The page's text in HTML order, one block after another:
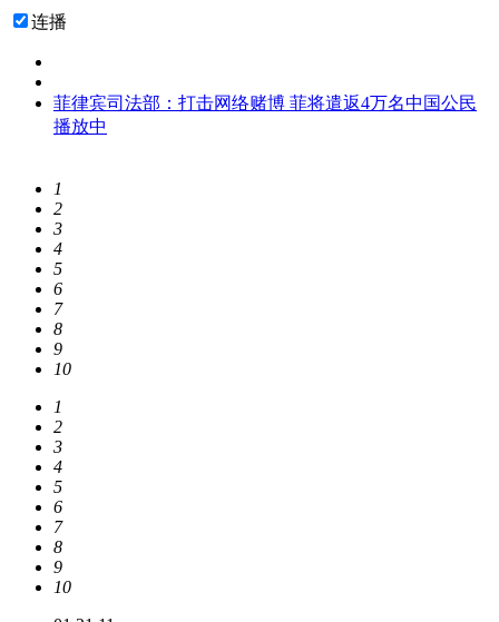
连播
菲律宾司法部：打击网络赌博 菲将遣返4万名中国公民
播放中
1
2
3
4
5
6
7
8
9
10
1
2
3
4
5
6
7
8
9
10